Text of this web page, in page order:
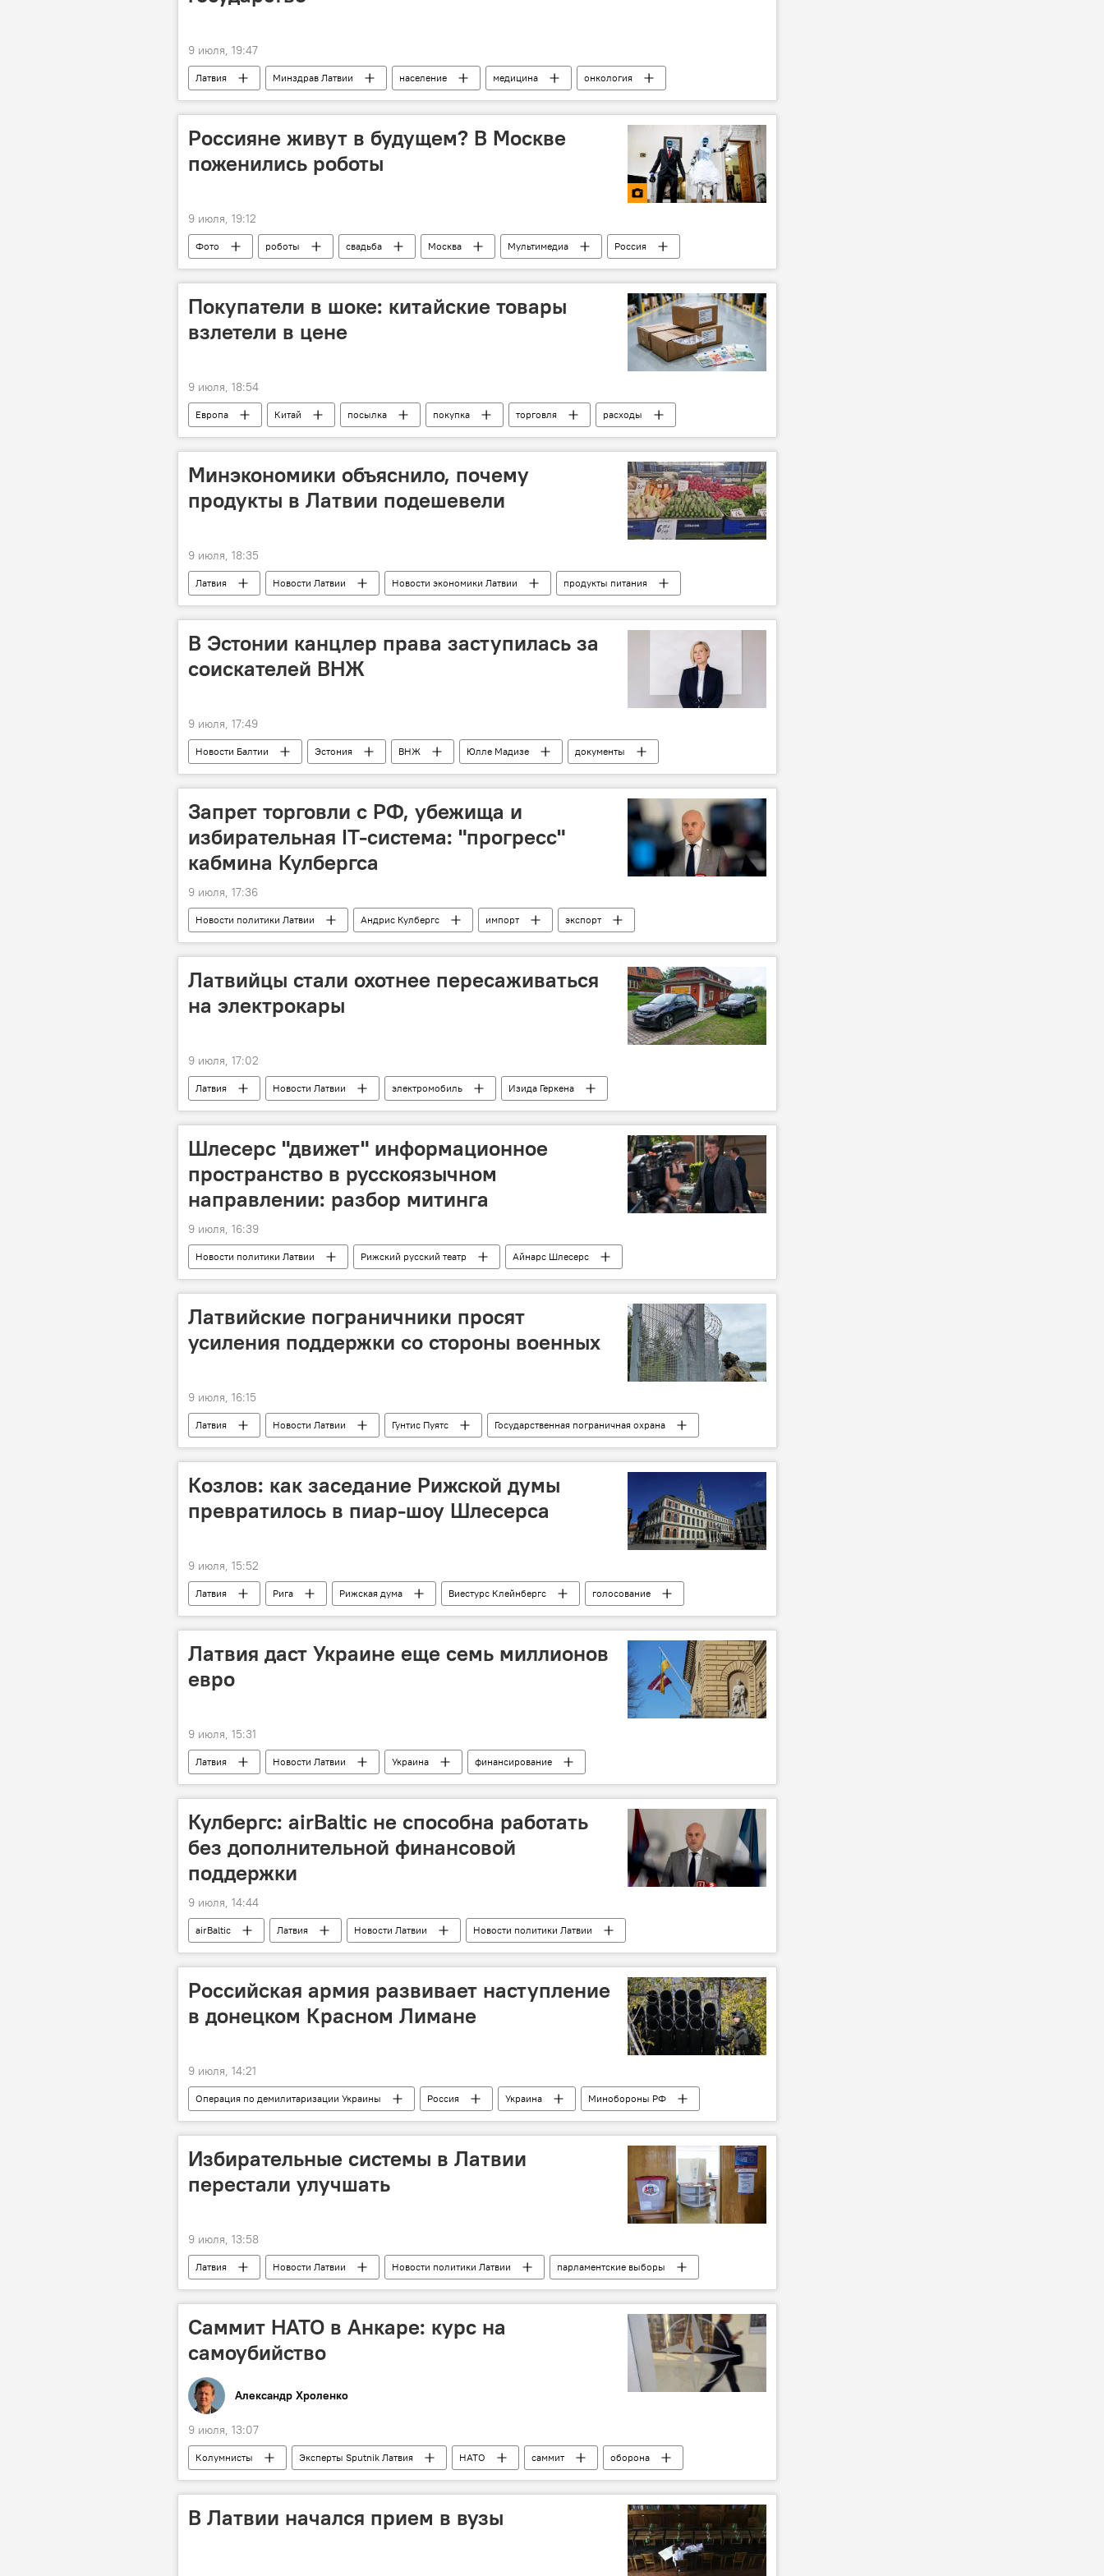
9 июля, 19:47
Латвия Минздрав Латвии население медицина
онкология
благотворительность
Россияне живут в будущем? В Москве
поженились роботы
9 июля, 19:12
Фото роботы свадьба Москва Мультимедиа
Россия
высокие технологии
Покупатели в шоке: китайские товары
взлетели в цене
9 июля, 18:54
Европа Китай посылка покупка торговля
расходы
товары
Минэкономики объяснило, почему
продукты в Латвии подешевели
9 июля, 18:35
Латвия Новости Латвии Новости экономики Латвии
продукты питания
статистика
цены
В Эстонии канцлер права заступилась за
соискателей ВНЖ
9 июля, 17:49
Новости Балтии Эстония ВНЖ Юлле Мадизе документы
Запрет торговли с РФ, убежища и
избирательная IT-система: "прогресс"
кабмина Кулбергса
9 июля, 17:36
Новости политики Латвии Андрис Кулбергс импорт экспорт
Латвийцы стали охотнее пересаживаться
на электрокары
9 июля, 17:02
Латвия Новости Латвии электромобиль Изида Геркена
Шлесерс "движет" информационное
пространство в русскоязычном
направлении: разбор митинга
9 июля, 16:39
Новости политики Латвии Рижский русский театр
Айнарс Шлесерс
Иварс Аболиньш
Инесе Либиня-Эгнере русский язык
Латвийские пограничники просят
усиления поддержки со стороны военных
9 июля, 16:15
Латвия Новости Латвии Гунтис Пуятс
Государственная пограничная охрана
Национальные вооруженные силы
миграционная политика
Козлов: как заседание Рижской думы
превратилось в пиар-шоу Шлесерса
9 июля, 15:52
Латвия Рига Рижская дума Виестурс Клейнбергс
голосование
"Стабильность"
"Латвия на первом месте" Айнарс Шлесерс
Латвия даст Украине еще семь миллионов
евро
9 июля, 15:31
Латвия Новости Латвии Украина
финансирование
Новости политики Латвии
Кулбергс: airBaltic не способна работать
без дополнительной финансовой
поддержки
9 июля, 14:44
airBaltic Латвия Новости Латвии
Новости политики Латвии
Новости экономики Латвии
Андрис Кулбергс
Российская армия развивает наступление
в донецком Красном Лимане
9 июля, 14:21
Операция по демилитаризации Украины Россия Украина
Минобороны РФ
военная операция
военная техника военнослужащие ВС РФ ВСУ
Избирательные системы в Латвии
перестали улучшать
9 июля, 13:58
Латвия Новости Латвии Новости политики Латвии
парламентские выборы
ЦИК
Марис Звиедрис голосование
Саммит НАТО в Анкаре: курс на
самоубийство
Александр Хроленко
9 июля, 13:07
Колумнисты Эксперты Sputnik Латвия НАТО саммит
оборона
политика
безопасность Россия
В Латвии начался прием в вузы